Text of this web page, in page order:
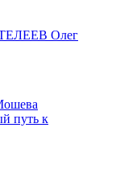
Олег
путь к